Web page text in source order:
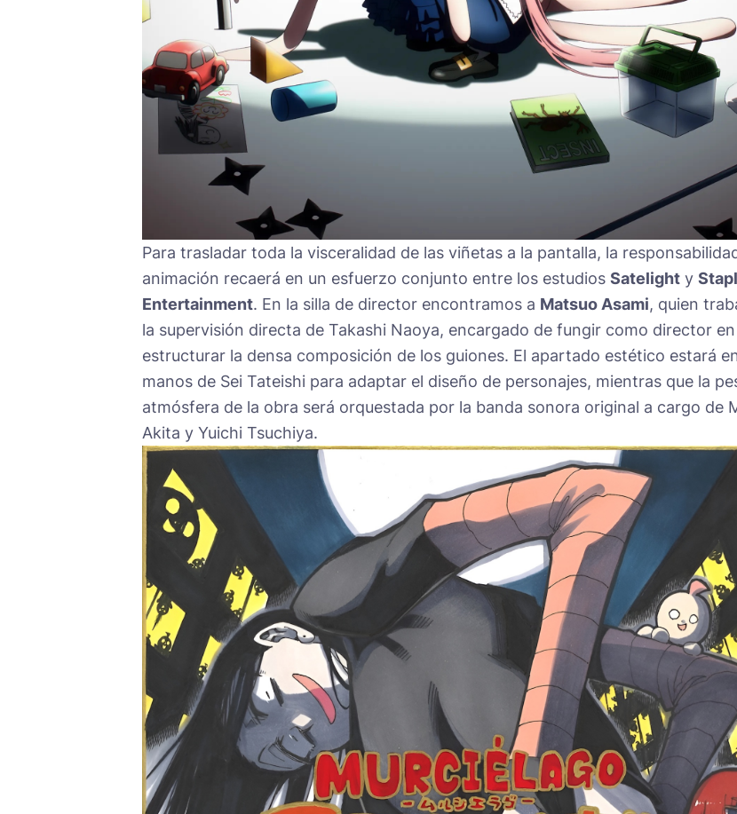
Para trasladar toda la visceralidad de las viñetas a la pantalla, la
animación recaerá en un esfuerzo conjunto entre los estudios Satelight y
Entertainment. En la silla de director encontramos a Matsuo Asami, quien
la supervisión directa de Takashi Naoya, encargado de fungir como director
estructurar la densa composición de los guiones. El apartado estético estará
manos de Sei Tateishi para adaptar el diseño de personajes, mientras que la
atmósfera de la obra será orquestada por la banda sonora original a cargo de
Akita y Yuichi Tsuchiya.